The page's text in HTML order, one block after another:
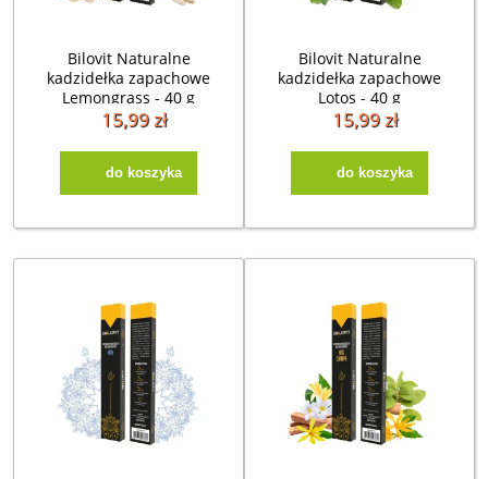
Bilovit Naturalne
kadzidełka zapachowe
Lemongrass - 40 g
15,99 zł
do koszyka
Bilovit Naturalne
kadzidełka zapachowe
Lotos - 40 g
15,99 zł
do koszyka